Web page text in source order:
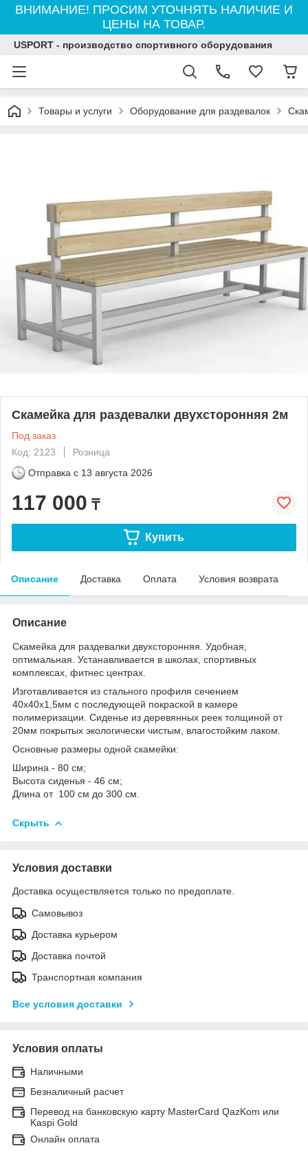
ВНИМАНИЕ! ПРОСИМ УТОЧНЯТЬ НАЛИЧИЕ И
ЦЕНЫ НА ТОВАР.
USPORT - производство спортивного оборудования
Товары и услуги Оборудование для раздевалок
Скамейка для раздевалки двухсторонняя 2м
Под заказ
Код: 2123
Розница
Отправка с 13 августа 2026
117 000 ₸
Купить
Описание Доставка Оплата Условия возврата
Описание
Скамейка для раздевалки двухсторонняя. Удобная,
оптимальная. Устанавливается в школах, спортивных
комплексах, фитнес центрах.
Изготавливается из стального профиля сечением
40х40х1,5мм с последующей покраской в камере
полимеризации. Сиденье из деревянных реек толщиной от
20мм покрытых экологически чистым, влагостойким лаком.
Основные размеры одной скамейки:
Ширина - 80 см;
Высота сиденья - 46 см;
Длина от 100 см до 300 см.
Скрыть
Условия доставки
Доставка осуществляется только по предоплате.
Самовывоз
Доставка курьером
Доставка почтой
Транспортная компания
Все условия доставки
Условия оплаты
Наличными
Безналичный расчет
Перевод на банковскую карту MasterCard QazKom или
Kaspi Gold
Онлайн оплата